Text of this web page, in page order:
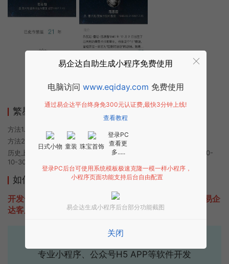
繁星纪念小程序使用方法
方法1. 使用微信扫描本页面上方二维码进入繁星纪念的小程序
方法2. 在微信中搜索“繁星纪念”即可进入小程序
历史上的今时小程序由繁星纪念团队开发，易企达小程序商店于2020-
10-30 23:25发布
如何开发类似繁星纪念的小程序
开发一款类似繁星纪念的小程序不难，只需要咨询本站易企
达客服即可为您定制开发，免费提供报价。
专业小程序、公众号H5 APP等软件开发
易企达自助生成小程序免费使用
电脑访问 www.eqiday.com 免费使用
通过易企达平台终身免300元认证费,最快3分钟上线!
查看教程
日式小物 童装 珠宝首饰
登录PC
查看更
多.....
登录PC后台可使用系统模板极速克隆一模一样小程序，
小程序页面功能支持后台自由配置
易企达生成小程序后台部分功能截图
关闭